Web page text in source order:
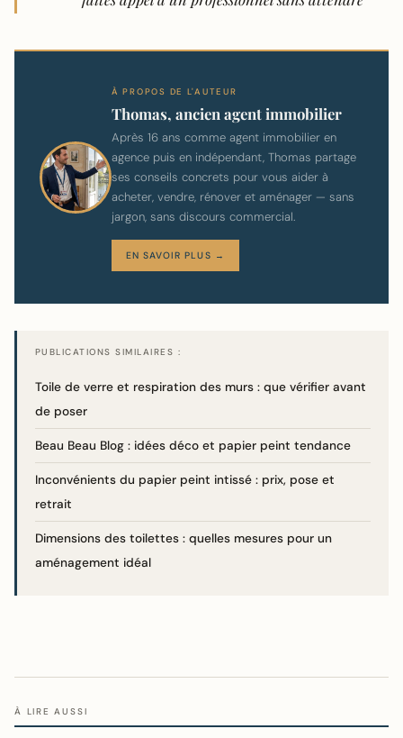
À PROPOS DE L'AUTEUR
Thomas, ancien agent immobilier
Après 16 ans comme agent immobilier en
agence puis en indépendant, Thomas partage
ses conseils concrets pour vous aider à
acheter, vendre, rénover et aménager — sans
jargon, sans discours commercial.
EN SAVOIR PLUS →
PUBLICATIONS SIMILAIRES :
Toile de verre et respiration des murs : que vérifier avant
de poser
Beau Beau Blog : idées déco et papier peint tendance
Inconvénients du papier peint intissé : prix, pose et
retrait
Dimensions des toilettes : quelles mesures pour un
aménagement idéal
À LIRE AUSSI